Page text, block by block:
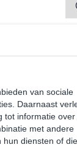
oplossing om
nieuwe
pasvorm met
- gegoten in
in de fabriek
- Volkswagen
van sociale
Daarnaast
tot informatie over
met andere
diensten of